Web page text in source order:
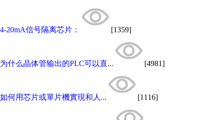
4-20mA信号隔离芯片： [1359]
为什么晶体管输出的PLC可以直... [4981]
如何用芯片或單片機實現和人... [1116]